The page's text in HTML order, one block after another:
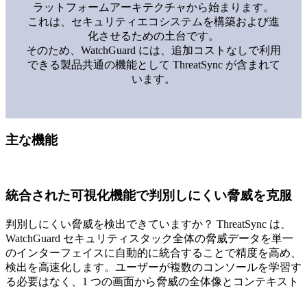
ラットフォームアーキテクチャから始まります。
これは、セキュリティエコシステムを構築および進
化させるための土台です。
そのため、WatchGuard には、追加コストなしで利用
できる製品共通の機能として ThreatSync が含まれて
います。
主な機能
統合された可視化機能で判別しにくい脅威を克服
判別しにくい脅威を検出できていますか？ ThreatSync は、
WatchGuard セキュリティスタック全体の脅威データを単一
のインターフェイスに自動的に統合することで精度を高め、
検出を高速化します。ユーザーが複数のコンソールを学習す
る必要はなく、1 つの画面から脅威の全体像とコンテキスト